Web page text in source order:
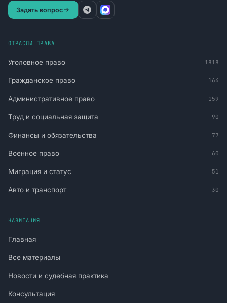
Задать вопрос
ОТРАСЛИ ПРАВА
Уголовное право 1818
Гражданское право 164
Административное право 159
Труд и социальная защита 90
Финансы и обязательства 77
Военное право 60
Миграция и статус 51
Авто и транспорт 30
НАВИГАЦИЯ
Главная
Все материалы
Новости и судебная практика
Консультация